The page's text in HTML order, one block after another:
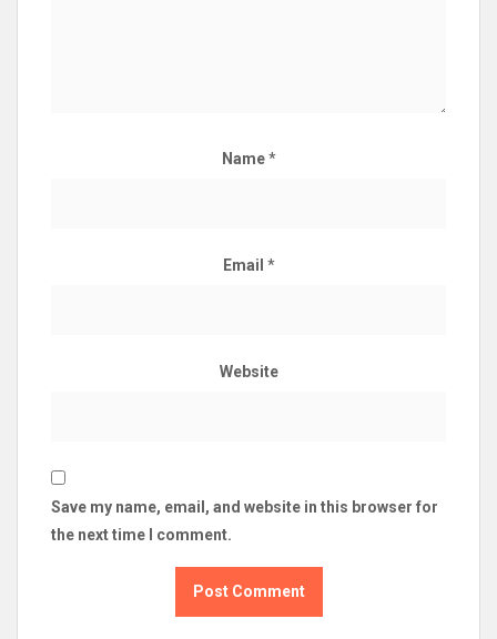
Name*
Email *
Website
Save my name, email, and website in this browser for
the next time I comment.